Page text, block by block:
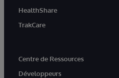
HealthShare
TrakCare
Centre de Ressources
Développeurs